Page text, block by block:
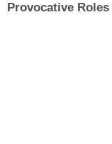
Provocative Roles